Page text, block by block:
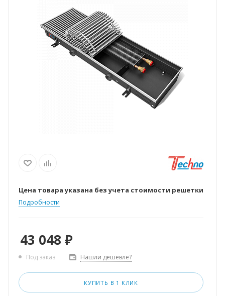
Цена товара указана без учета стоимости решетки
Подробности
43 048 ₽
Под заказ Нашли дешевле?
КУПИТЬ В 1 КЛИК